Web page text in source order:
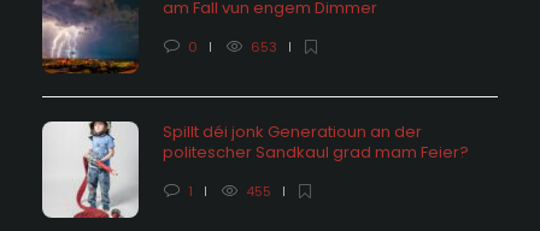
am Fall vun engem Dimmer
0 653
Spillt déi jonk Generatioun an der
politescher Sandkaul grad mam Feier?
1 455